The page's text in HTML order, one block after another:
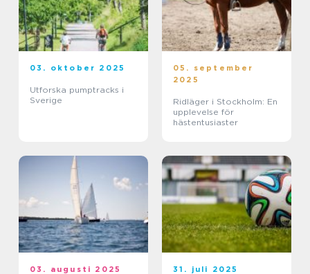
03. oktober 2025
Utforska pumptracks i
Sverige
05. september
2025
Ridläger i Stockholm: En
upplevelse för
hästentusiaster
03. augusti 2025 31. juli 2025